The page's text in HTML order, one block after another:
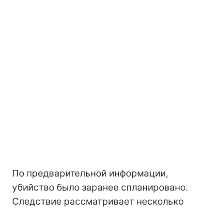
По предварительной информации,
убийство было заранее спланировано.
Следствие рассматривает несколько